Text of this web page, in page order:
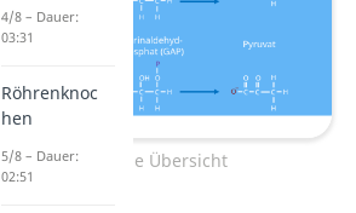
Glykolyse Übersicht
4/8 – Dauer:
03:31
Röhrenknoc
hen
5/8 – Dauer:
02:51